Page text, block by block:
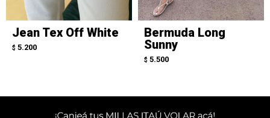
Jean Tex Off White
$ 5.200
Bermuda Long
Sunny
$ 5.500